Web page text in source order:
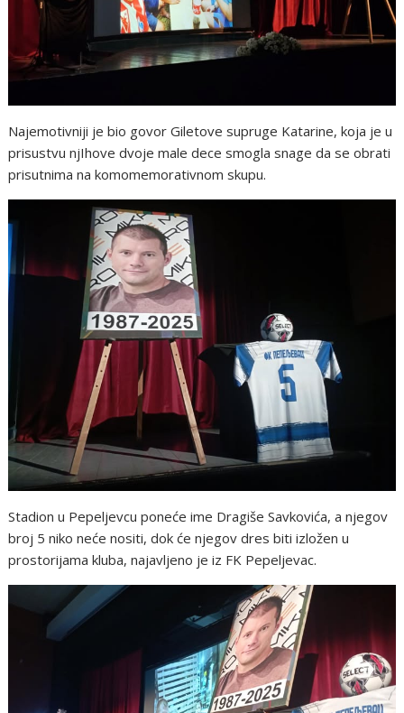
Najemotivniji je bio govor Giletove supruge Katarine, koja je u
prisustvu njIhove dvoje male dece smogla snage da se obrati
prisutnima na komomemorativnom skupu.
Stadion u Pepeljevcu poneće ime Dragiše Savkovića, a njegov
broj 5 niko neće nositi, dok će njegov dres biti izložen u
prostorijama kluba, najavljeno je iz FK Pepeljevac.